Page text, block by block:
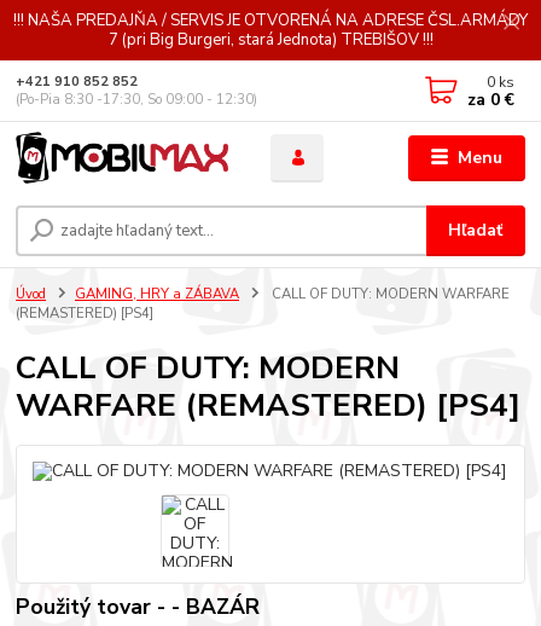
!!! NAŠA PREDAJŇA / SERVIS JE OTVORENÁ NA ADRESE ČSL.ARMÁDY
7 (pri Big Burgeri, stará Jednota) TREBIŠOV !!!
Menu
Hľadať
+421 910 852 852
(Po-Pia 8:30 -17:30, So 09:00 - 12:30)
0 ks
za 0 €
Úvod GAMING, HRY a ZÁBAVA
CALL OF DUTY: MODERN WARFARE
(REMASTERED) [PS4]
CALL OF DUTY: MODERN
WARFARE (REMASTERED) [PS4]
Použitý tovar - - BAZÁR